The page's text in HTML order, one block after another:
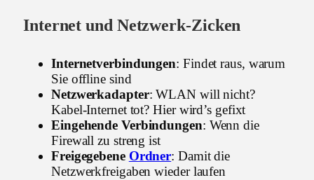
Internet und Netzwerk-Zicken
Internetverbindungen: Findet raus, warum
Sie offline sind
Netzwerkadapter: WLAN will nicht?
Kabel-Internet tot? Hier wird’s gefixt
Eingehende Verbindungen: Wenn die
Firewall zu streng ist
Freigegebene Ordner: Damit die
Netzwerkfreigaben wieder laufen